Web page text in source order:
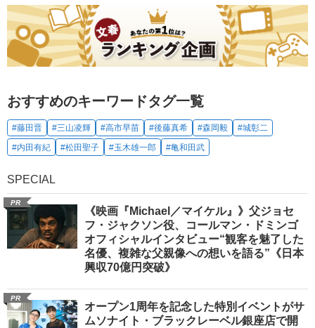
おすすめのキーワードタグ一覧
#藤田晋 #三山凌輝 #高市早苗 #後藤真希 #森岡毅
#城彰二
#内田有紀
#松田聖子 #玉木雄一郎 #亀和田武
SPECIAL
PR
《映画『Michael／マイケル』》父ジョセ
フ・ジャクソン役、コールマン・ドミンゴ
オフィシャルインタビュー“観客を魅了した
名優、複雑な父親像への想いを語る”《日本
興収70億円突破》
PR
オープン1周年を記念した特別イベントがサ
ムソナイト・ブラックレーベル銀座店で開